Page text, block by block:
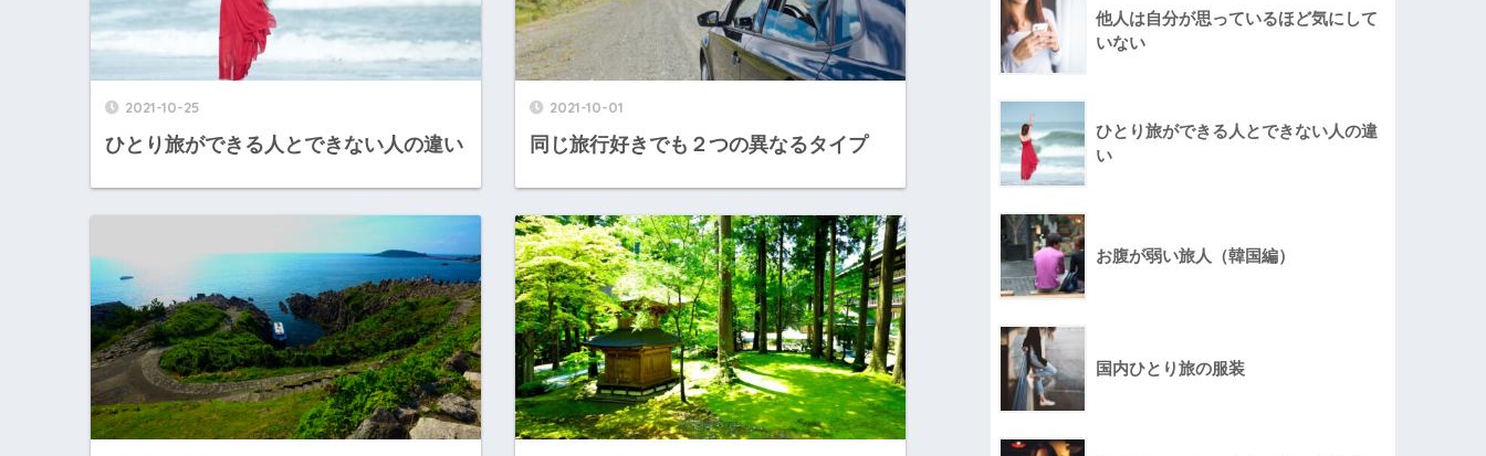
2021-10-25
ひとり旅ができる人とできない人の違い
2021-10-01
同じ旅行好きでも２つの異なるタイプ
他人は自分が思っているほど気にして
いない
ひとり旅ができる人とできない人の違
い
お腹が弱い旅人（韓国編）
国内ひとり旅の服装